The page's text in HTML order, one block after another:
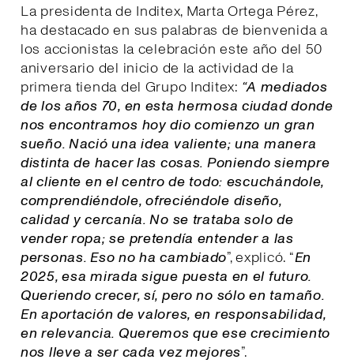
La presidenta de Inditex, Marta Ortega Pérez,
ha destacado en sus palabras de bienvenida a
los accionistas la celebración este año del 50
aniversario del inicio de la actividad de la
primera tienda del Grupo Inditex: “A mediados
de los años 70, en esta hermosa ciudad donde
nos encontramos hoy dio comienzo un gran
sueño. Nació una idea valiente; una manera
distinta de hacer las cosas. Poniendo siempre
al cliente en el centro de todo: escuchándole,
comprendiéndole, ofreciéndole diseño,
calidad y cercanía. No se trataba solo de
vender ropa; se pretendía entender a las
personas. Eso no ha cambiado”, explicó. “En
2025, esa mirada sigue puesta en el futuro.
Queriendo crecer, sí, pero no sólo en tamaño.
En aportación de valores, en responsabilidad,
en relevancia. Queremos que ese crecimiento
nos lleve a ser cada vez mejores”.